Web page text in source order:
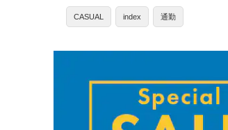
CASUAL index 通勤